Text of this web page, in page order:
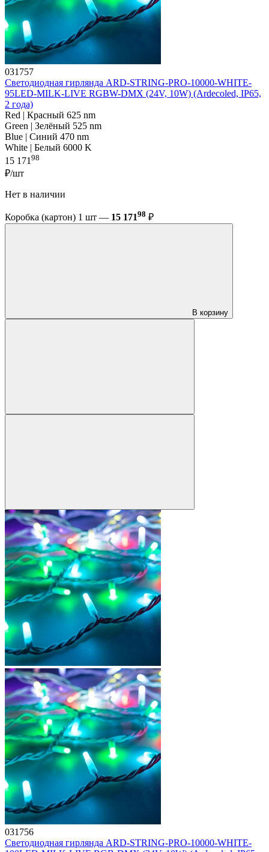
031757
Светодиодная гирлянда ARD-STRING-PRO-10000-WHITE-
95LED-MILK-LIVE RGBW-DMX (24V, 10W) (Ardecoled, IP65,
2 года)
Red | Красный 625 nm
Green | Зелёный 525 nm
Blue | Синий 470 nm
White | Белый 6000 K
15 171 98
₽/шт
Нет в наличии
Коробка (картон) 1 шт — 15 17198 ₽
В корзину
031756
Светодиодная гирлянда ARD-STRING-PRO-10000-WHITE-